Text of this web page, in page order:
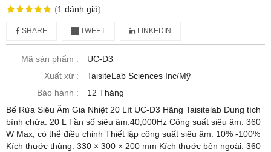
(1 đánh giá)
SHARE TWEET LINKEDIN
Mã sản phẩm :
UC-D3
Xuất xứ :
TaisiteLab Sciences Inc/Mỹ
Bảo hành :
12 Tháng
Bể Rửa Siêu Âm Gia Nhiệt 20 Lít UC-D3 Hãng Taisitelab Dung tích
bình chứa: 20 L Tần số siêu âm:40,000Hz Công suất siêu âm: 360
W Max, có thể điều chỉnh Thiết lập công suất siêu âm: 10% -100%
Kích thước thùng: 330 × 300 × 200 mm Kích thước bên ngoài: 360